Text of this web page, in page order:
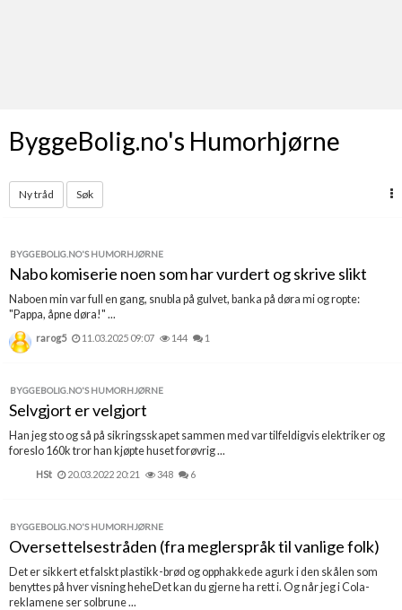
Finn håndverkere
Få svar på det du lurer på
Boligmappa+
Få mer ut av Boligmappa
Nytt
ByggeBolig.no's Humorhjørne
Ny tråd Søk
BYGGEBOLIG.NO'S HUMORHJØRNE
Nabo komiserie noen som har vurdert og skrive slikt
Naboen min var full en gang, snubla på gulvet, banka på døra mi og ropte:
"Pappa, åpne døra!" ...
rarog5 11.03.2025 09:07 144 1
BYGGEBOLIG.NO'S HUMORHJØRNE
Selvgjort er velgjort
Han jeg sto og så på sikringsskapet sammen med var tilfeldigvis elektriker og
foreslo 160k tror han kjøpte huset forøvrig ...
HSt 20.03.2022 20:21 348 6
BYGGEBOLIG.NO'S HUMORHJØRNE
Oversettelsestråden (fra meglerspråk til vanlige folk)
Det er sikkert et falskt plastikk-brød og opphakkede agurk i den skålen som
benyttes på hver visning heheDet kan du gjerne ha rett i. Og når jeg i Cola-
reklamene ser solbrune ...